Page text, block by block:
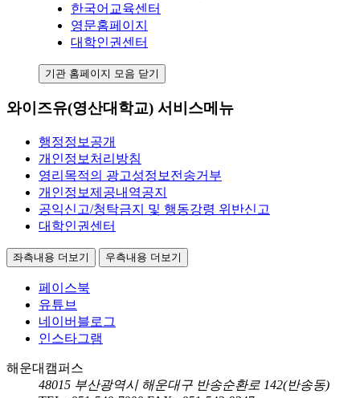
한국어교육센터
영문홈페이지
대학인권센터
기관 홈페이지 모음 닫기
와이즈유(영산대학교) 서비스메뉴
행정정보공개
개인정보처리방침
영리목적의 광고성정보전송거부
개인정보제공내역공지
공익신고/청탁금지 및 행동강령 위반신고
대학인권센터
좌측내용 더보기 우측내용 더보기
페이스북
유튜브
네이버블로그
인스타그램
해운대캠퍼스
48015 부산광역시 해운대구 반송순환로 142(반송동)